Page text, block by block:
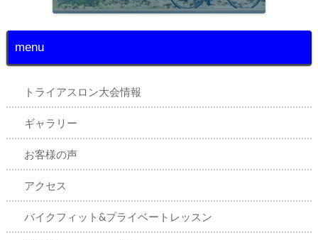
menu
トライアスロン大会情報
ギャラリー
お客様の声
アクセス
バイクフィット&プライベートレッスン